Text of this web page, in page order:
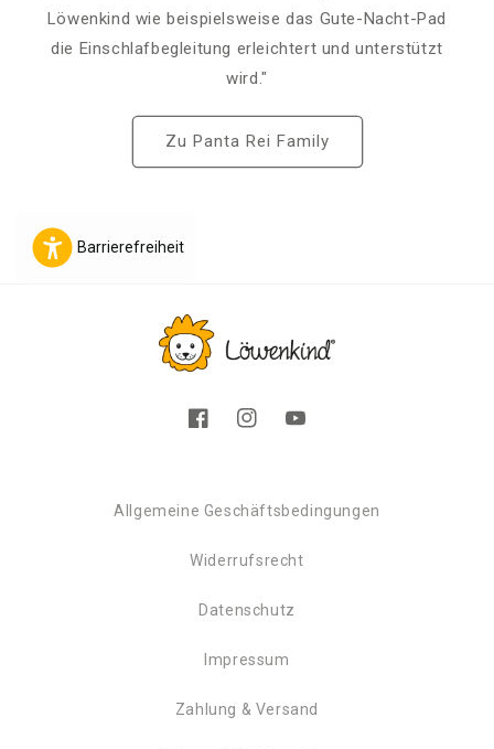
Löwenkind wie beispielsweise das Gute-Nacht-Pad
die Einschlafbegleitung erleichtert und unterstützt
wird."
Zu Panta Rei Family
Barrierefreiheit
FacebookInstagramYouTube
Allgemeine Geschäftsbedingungen
Widerrufsrecht
Datenschutz
Impressum
Zahlung & Versand